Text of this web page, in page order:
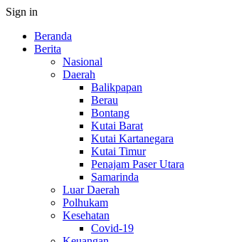
Sign in
Beranda
Berita
Nasional
Daerah
Balikpapan
Berau
Bontang
Kutai Barat
Kutai Kartanegara
Kutai Timur
Penajam Paser Utara
Samarinda
Luar Daerah
Polhukam
Kesehatan
Covid-19